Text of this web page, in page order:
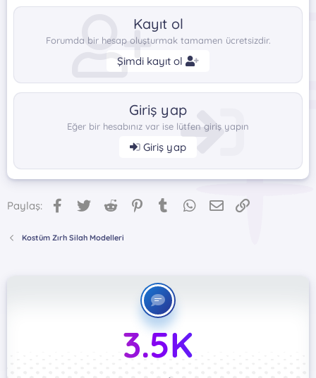
Kayıt ol
Forumda bir hesap oluşturmak tamamen ücretsizdir.
Şimdi kayıt ol
Giriş yap
Eğer bir hesabınız var ise lütfen giriş yapın
Giriş yap
Paylaş: Facebook
Twitter Reddit PinterestTumblr WhatsApp
E-posta
Kostüm Zırh Silah Modelleri
3.5K